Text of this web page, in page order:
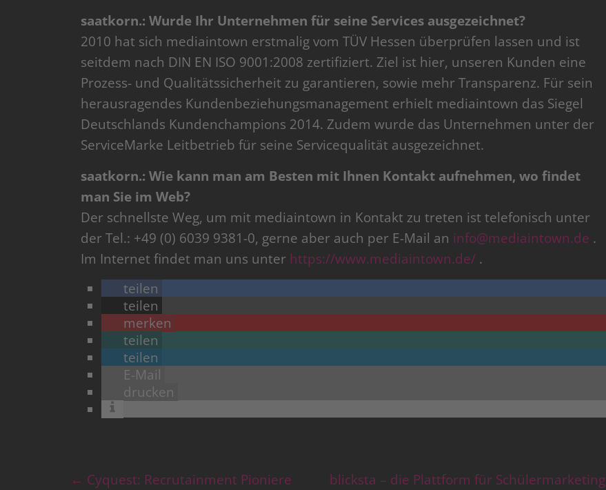
saatkorn.: Wurde Ihr Unternehmen für seine Services ausgezeichnet?
2010 hat sich mediaintown erstmalig vom TÜV Hessen überprüfen lassen und ist
seitdem nach DIN EN ISO 9001:2008 zertifiziert. Ziel ist hier, unseren Kunden eine
Prozess- und Qualitätssicherheit zu garantieren, sowie mehr Transparenz. Für sein
herausragendes Kundenbeziehungsmanagement erhielt mediaintown das Siegel
Deutschlands Kundenchampions 2014. Zudem wurde das Unternehmen unter der
ServiceMarke Leitbetrieb für seine Servicequalität ausgezeichnet.
saatkorn.: Wie kann man am Besten mit Ihnen Kontakt aufnehmen, wo findet
man Sie im Web?
Der schnellste Weg, um mit mediaintown in Kontakt zu treten ist telefonisch unter
der Tel.: +49 (0) 6039 9381-0, gerne aber auch per E-Mail an info@mediaintown.de .
Im Internet findet man uns unter https://www.mediaintown.de/ .
teilen
teilen
merken
teilen
teilen
E-Mail
drucken
← Cyquest: Recrutainment Pioniere blicksta – die Plattform für Schülermarketing